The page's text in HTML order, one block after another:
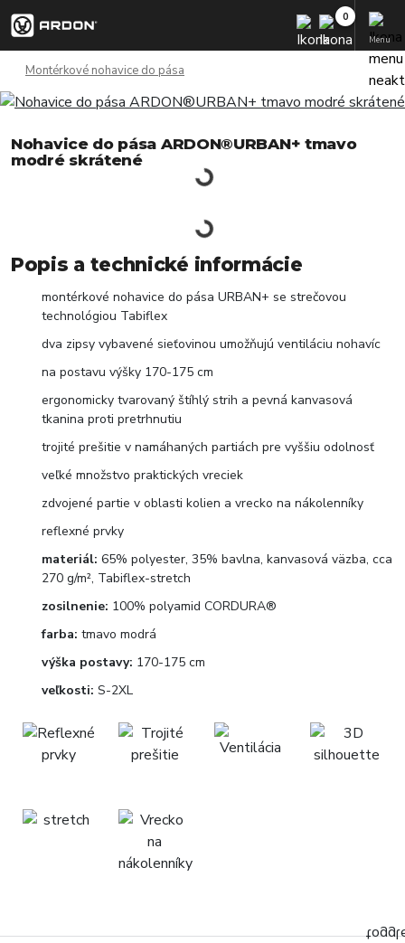
Menu
Montérkové nohavice do pása
Nohavice do pása ARDON®URBAN+ tmavo
modré skrátené
Popis a technické informácie
montérkové nohavice do pása URBAN+ se strečovou
technológiou Tabiflex
dva zipsy vybavené sieťovinou umožňujú ventiláciu nohavíc
na postavu výšky 170-175 cm
ergonomicky tvarovaný štíhlý strih a pevná kanvasová
tkanina proti pretrhnutiu
trojité prešitie v namáhaných partiách pre vyššiu odolnosť
veľké množstvo praktických vreciek
zdvojené partie v oblasti kolien a vrecko na nákolenníky
reflexné prvky
materiál: 65% polyester, 35% bavlna, kanvasová väzba, cca
270 g/m², Tabiflex-stretch
zosilnenie: 100% polyamid CORDURA®
farba: tmavo modrá
výška postavy: 170-175 cm
veľkosti: S-2XL